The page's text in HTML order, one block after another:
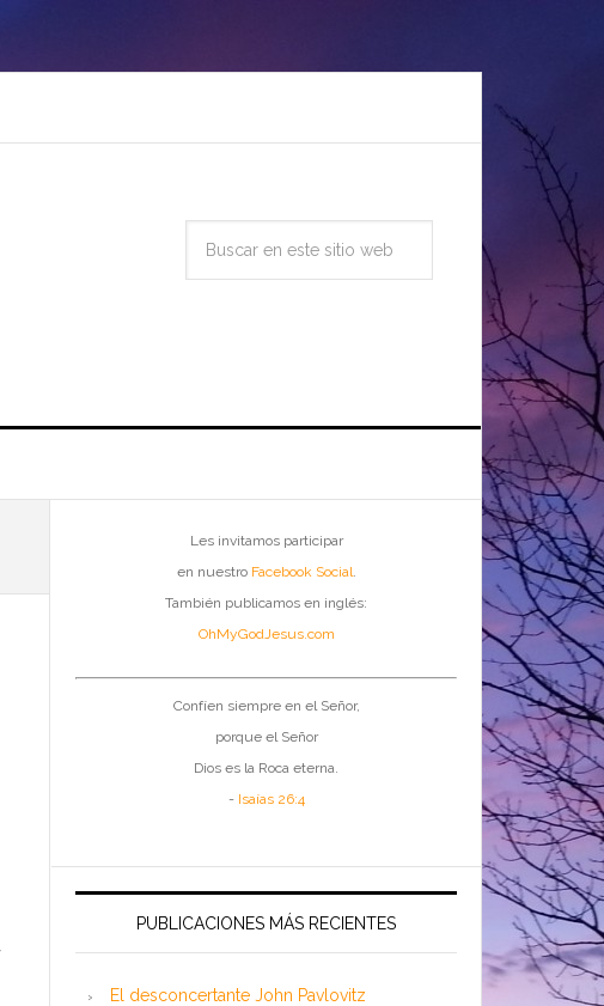
Les invitamos participar
en nuestro Facebook Social.
También publicamos en inglés:
OhMyGodJesus.com
Confíen siempre en el Señor,
porque el Señor
Dios es la Roca eterna.
- Isaías 26:4
PUBLICACIONES MÁS RECIENTES
El desconcertante John Pavlovitz